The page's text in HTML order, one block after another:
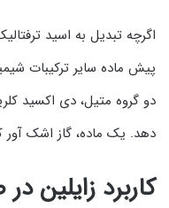
اگرچه تبدیل به اسید
پیش ماده سایر ترکیبات
دو گروه متیل، دی اکسید
دهد. یک ماده، گاز اشک
کاربرد زایلین